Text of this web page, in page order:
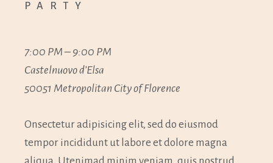
PARTY
7:00 PM – 9:00 PM
Castelnuovo d’Elsa
50051 Metropolitan City of Florence
Onsectetur adipisicing elit, sed do eiusmod
tempor incididunt ut labore et dolore magna